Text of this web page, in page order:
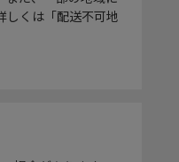
しくは「配送不可地